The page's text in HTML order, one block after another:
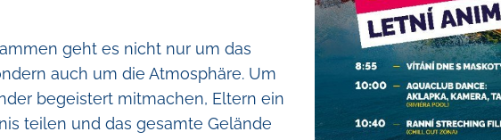
geht es nicht nur um das
auch um die Atmosphäre. Um
begeistert mitmachen, Eltern ein
teilen und das gesamte Gelände